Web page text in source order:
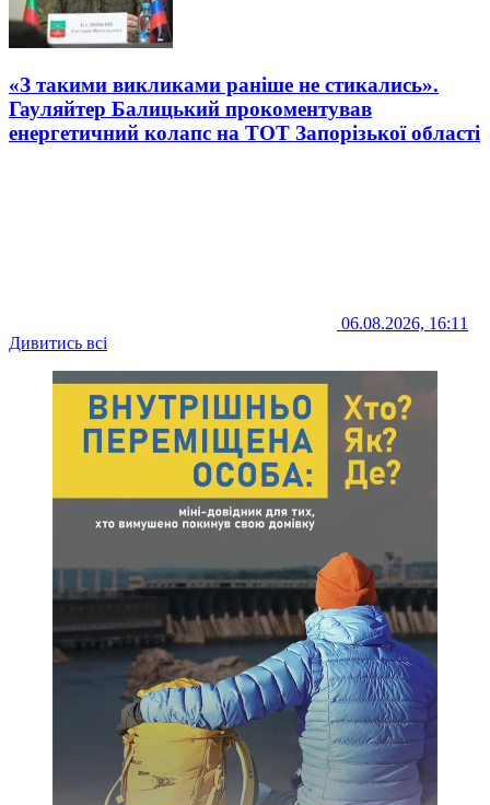
«З такими викликами раніше не стикались».
Гауляйтер Балицький прокоментував
енергетичний колапс на ТОТ Запорізької області
06.08.2026, 16:11
Дивитись всі